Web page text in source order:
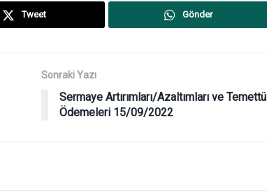
Tweet Gönder
Sonraki Yazı
Sermaye Artırımları/Azaltımları ve Temettü
Ödemeleri 15/09/2022